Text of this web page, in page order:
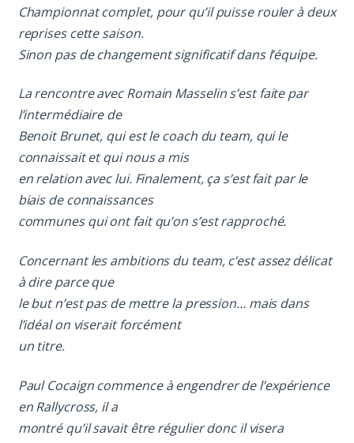
Championnat complet, pour qu’il puisse rouler à deux
reprises cette saison.
Sinon pas de changement significatif dans l’équipe.
La rencontre avec Romain Masselin s’est faite par
l’intermédiaire de
Benoit Brunet, qui est le coach du team, qui le
connaissait et qui nous a mis
en relation avec lui. Finalement, ça s’est fait par le
biais de connaissances
communes qui ont fait qu’on s’est rapproché.
Concernant les ambitions du team, c’est assez délicat
à dire parce que
le but n’est pas de mettre la pression… mais dans
l’idéal on viserait forcément
un titre.
Paul Cocaign commence à engendrer de l’expérience
en Rallycross, il a
montré qu’il savait être régulier donc il visera